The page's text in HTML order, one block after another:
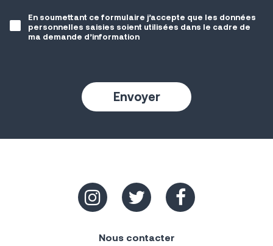
En soumettant ce formulaire j’accepte que les données
personnelles saisies soient utilisées dans le cadre de
ma demande d’information
Nous contacter